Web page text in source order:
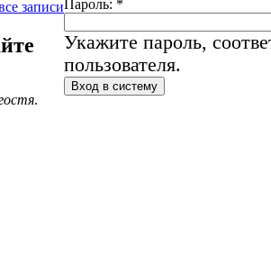
записи
.
Пароль: *
Укажите пароль,
пользователя.